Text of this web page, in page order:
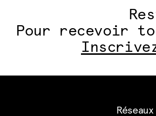
Pour recevoir
Réseaux